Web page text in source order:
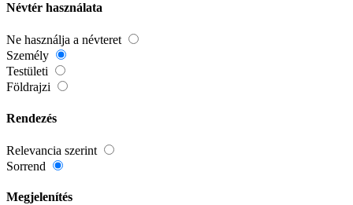
Névtér használata
Ne használja a névteret
Személy
Testületi
Földrajzi
Rendezés
Relevancia szerint
Sorrend
Megjelenítés